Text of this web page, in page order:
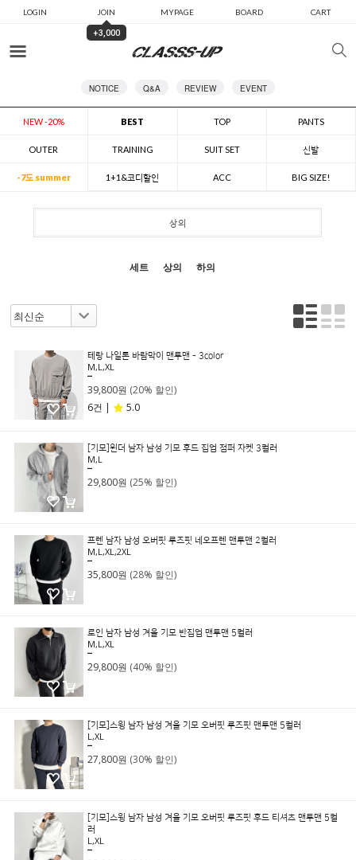
LOGIN JOIN MYPAGE BOARD CART
+3,000
NOTICE Q&A REVIEW EVENT
NEW -20% BEST TOP PANTS
OUTER TRAINING SUIT SET 신발
-7도 summer 1+1&코디할인 ACC BIG SIZE!
상의
세트 상의 하의
테랑 나일론 바람막이 맨투맨 - 3color
M,L,XL
39,800원 (20% 할인)
6건 |
5.0
[기모]윈더 남자 남성 기모 후드 집업 점퍼 자켓 3컬러
M,L
29,800원 (25% 할인)
프렌 남자 남성 오버핏 루즈핏 네오프렌 맨투맨 2컬러
M,L,XL,2XL
35,800원 (28% 할인)
로인 남자 남성 겨울 기모 반집업 맨투맨 5컬러
M,L,XL
29,800원 (40% 할인)
[기모]스윙 남자 남성 겨울 기모 오버핏 루즈핏 맨투맨 5컬러
L,XL
27,800원 (30% 할인)
[기모]스윙 남자 남성 겨울 기모 오버핏 루즈핏 후드 티셔츠 맨투맨 5컬
러
L,XL